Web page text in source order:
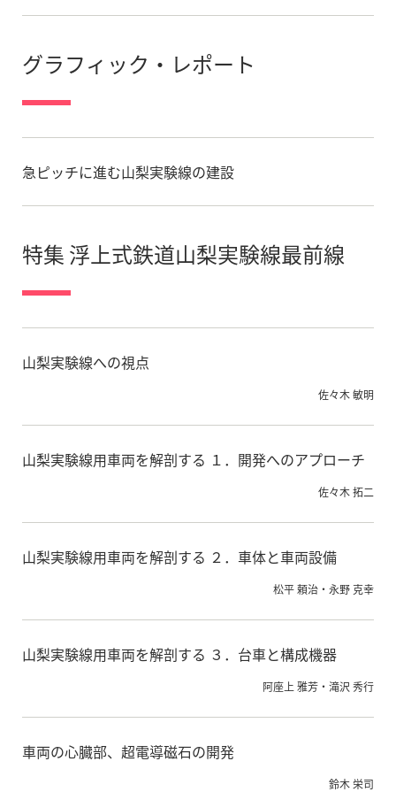
グラフィック・レポート
急ピッチに進む山梨実験線の建設
特集 浮上式鉄道山梨実験線最前線
山梨実験線への視点
佐々木 敏明
山梨実験線用車両を解剖する １．開発へのアプローチ
佐々木 拓二
山梨実験線用車両を解剖する ２．車体と車両設備
松平 頼治・永野 克幸
山梨実験線用車両を解剖する ３．台車と構成機器
阿座上 雅芳・滝沢 秀行
車両の心臓部、超電導磁石の開発
鈴木 栄司